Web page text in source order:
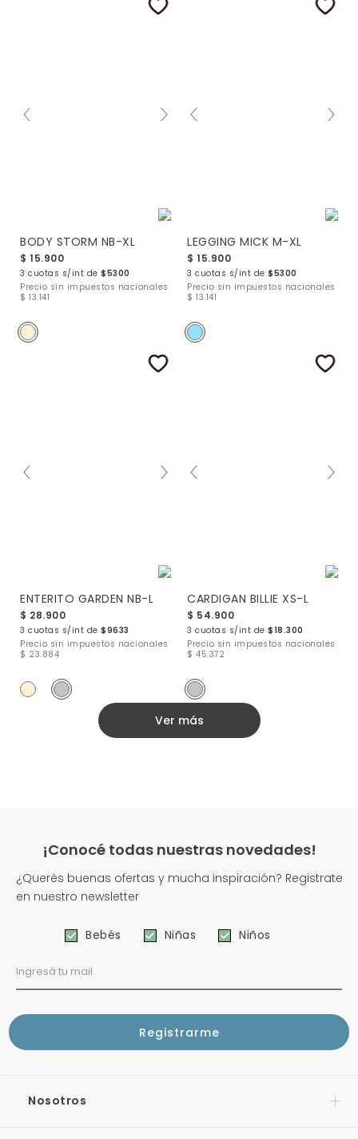
BODY STORM NB-XL
$ 15.900
3 cuotas s/int de $5300
Precio sin impuestos nacionales
$ 13.141
LEGGING MICK M-XL
$ 15.900
3 cuotas s/int de $5300
Precio sin impuestos nacionales
$ 13.141
ENTERITO GARDEN NB-L
$ 28.900
3 cuotas s/int de $9633
Precio sin impuestos nacionales
$ 23.884
CARDIGAN BILLIE XS-L
$ 54.900
3 cuotas s/int de $18.300
Precio sin impuestos nacionales
$ 45.372
Ver más
¡Conocé todas nuestras novedades!
¿Querés buenas ofertas y mucha inspiración? Registrate
en nuestro newsletter
Bebés Niñas Niños
Nosotros